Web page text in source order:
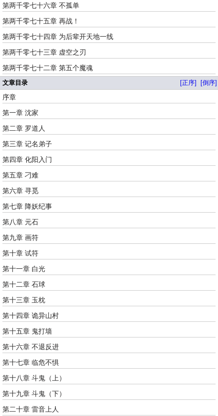
第两千零七十六章 不孤单
第两千零七十五章 再战！
第两千零七十四章 为后辈开天地一线
第两千零七十三章 虚空之刃
第两千零七十二章 第五个魔魂
文章目录 [正序] [倒序]
序章
第一章 沈家
第二章 罗道人
第三章 记名弟子
第四章 化阳入门
第五章 刁难
第六章 寻觅
第七章 降妖纪事
第八章 元石
第九章 画符
第十章 试符
第十一章 白光
第十二章 石球
第十三章 玉枕
第十四章 诡异山村
第十五章 鬼打墙
第十六章 不退反进
第十七章 临危不惧
第十八章 斗鬼（上）
第十九章 斗鬼（下）
第二十章 雷音上人